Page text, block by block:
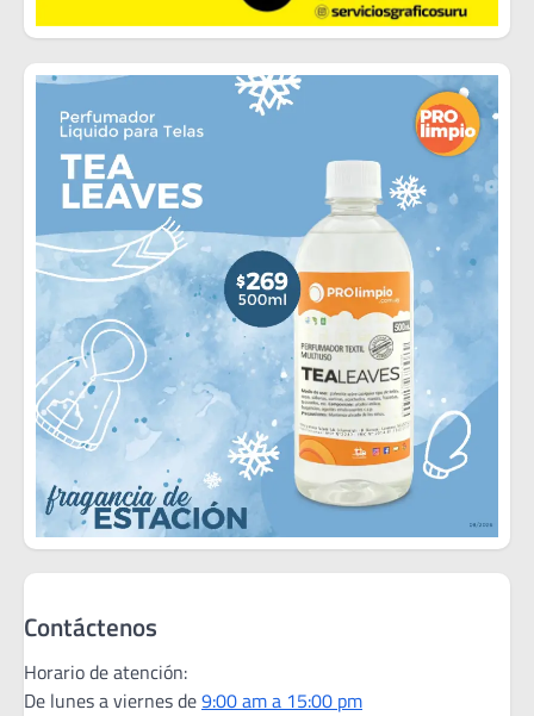
Contáctenos
Horario de atención:
De lunes a viernes de9:00 am a 15:00 pm